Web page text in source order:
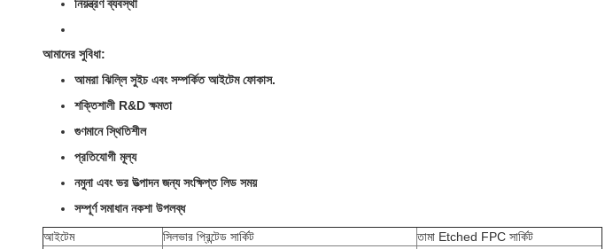
নিয়ন্ত্রণ ব্যবস্থা
আমাদের সুবিধা:
আমরা ঝিল্লি সুইচ এবং সম্পর্কিত আইটেম ফোকাস.
শক্তিশালী R&D ক্ষমতা
গুণমানে স্থিতিশীল
প্রতিযোগী মূল্য
নমুনা এবং ভর উত্পাদন জন্য সংক্ষিপ্ত লিড সময়
সম্পূর্ণ সমাধান নকশা উপলব্ধ
আইটেম
সিলভার প্রিন্টেড সার্কিট
তামা Etched FPC সার্কিট